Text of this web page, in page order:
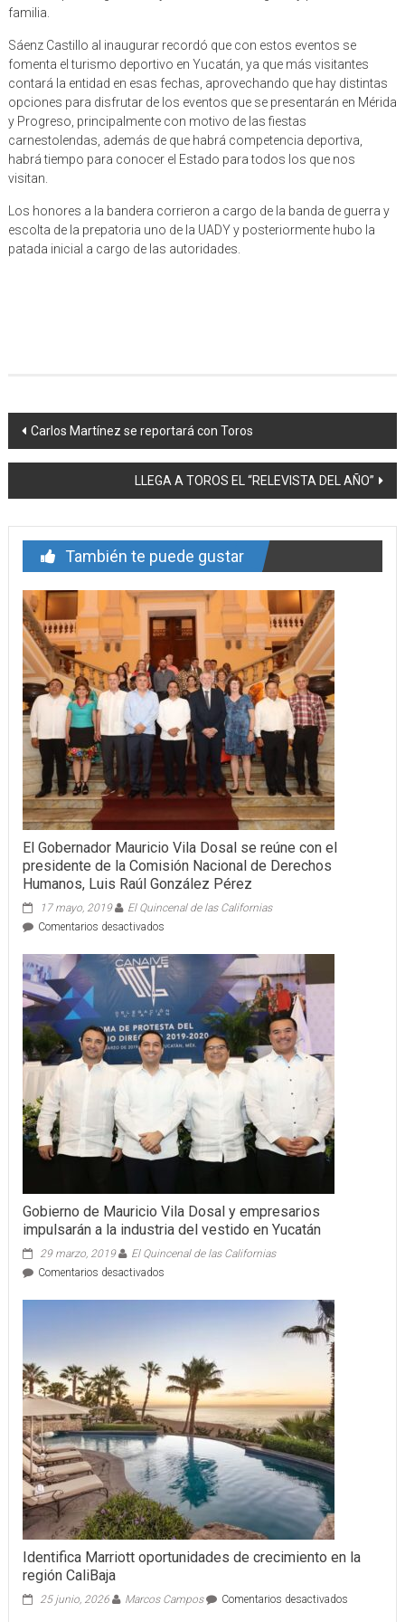
familia.
Sáenz Castillo al inaugurar recordó que con estos eventos se
fomenta el turismo deportivo en Yucatán, ya que más visitantes
contará la entidad en esas fechas, aprovechando que hay distintas
opciones para disfrutar de los eventos que se presentarán en Mérida
y Progreso, principalmente con motivo de las fiestas
carnestolendas, además de que habrá competencia deportiva,
habrá tiempo para conocer el Estado para todos los que nos
visitan.
Los honores a la bandera corrieron a cargo de la banda de guerra y
escolta de la prepatoria uno de la UADY y posteriormente hubo la
patada inicial a cargo de las autoridades.
Navegación
de
entrada
Carlos Martínez se reportará con Toros
LLEGA A TOROS EL “RELEVISTA DEL AÑO”
También te puede gustar
El Gobernador Mauricio Vila Dosal se reúne con el
presidente de la Comisión Nacional de Derechos
Humanos, Luis Raúl González Pérez
17 mayo, 2019
El Quincenal de las Californias
Comentarios desactivadosen
Gobernador
Mauricio
Vila
Dosal
se
reúne
con
el
Comisión
Nacional
Luis
Raúl
González
Pérez
Gobierno de Mauricio Vila Dosal y empresarios
impulsarán a la industria del vestido en Yucatán
29 marzo, 2019
El Quincenal de las Californias
Comentarios desactivadosen
de
empresarios
impulsarán
a
la
industria
del
vestido
Yucatán
Identifica Marriott oportunidades de crecimiento en la
región CaliBaja
25 junio, 2026 Marcos Campos Comentarios desactivadosen